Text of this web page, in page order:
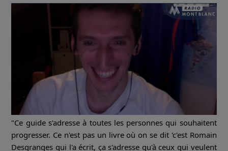
"Ce guide s'adresse à toutes les personnes qui souhaitent
progresser. Ce n'est pas un livre où on se dit 'c'est Romain
Desgranges qui l'a écrit, ça s'adresse qu'à ceux qui veulent